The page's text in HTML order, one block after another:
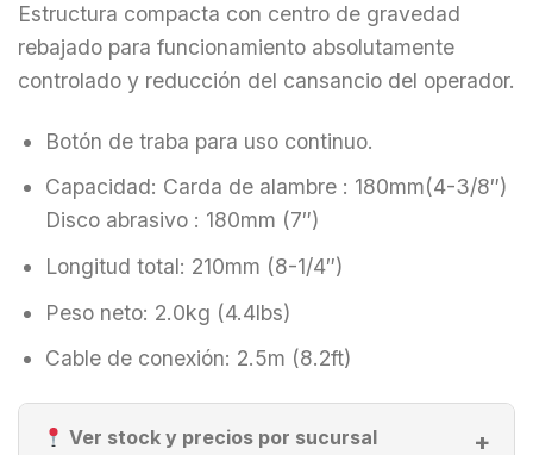
Estructura compacta con centro de gravedad
rebajado para funcionamiento absolutamente
controlado y reducción del cansancio del operador.
Botón de traba para uso continuo.
Capacidad: Carda de alambre : 180mm(4-3/8″)
Disco abrasivo : 180mm (7″)
Longitud total: 210mm (8-1/4″)
Peso neto: 2.0kg (4.4lbs)
Cable de conexión: 2.5m (8.2ft)
Ver stock y precios por sucursal